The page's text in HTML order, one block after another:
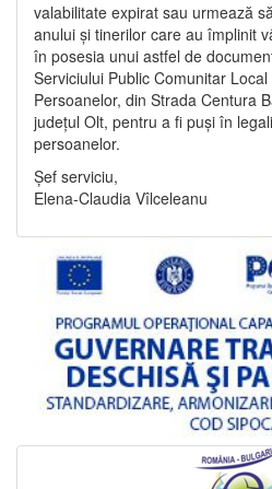
valabilitate expirat sau urmează
anului și tinerilor care au împlinit
în posesia unui astfel de
Serviciului Public Comunitar
Persoanelor, din Strada Centura
județul Olt, pentru a fi puși în
persoanelor.
Șef serviciu,
Elena-Claudia Vîlceleanu